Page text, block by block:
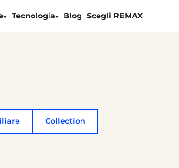
Tecnologia Blog Scegli REMAX
Collection